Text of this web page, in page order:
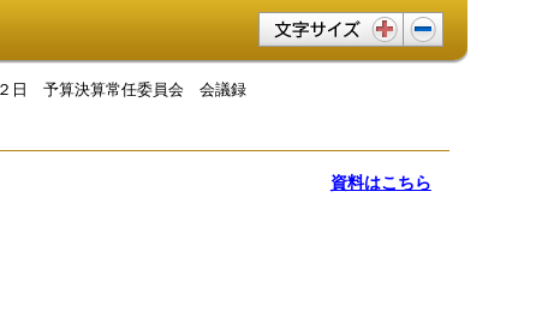
文字サイズ変更
２日 予算決算常任委員会 会議録
資料はこちら